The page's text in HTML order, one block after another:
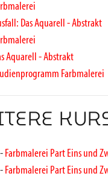
Das Aquarell - Abstrakt
Aquarell - Abstrakt
Farbmalerei
Farbmalerei Part Eins und
Farbmalerei Part Eins und